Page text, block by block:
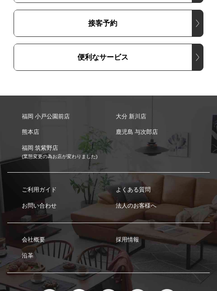
接客予約
便利なサービス
福岡 小戸公園前店 大分 新川店
熊本店 鹿児島 与次郎店
福岡 筑紫野店
(業態変更の為お店が変わりました)
ご利用ガイド よくある質問
お問い合わせ 法人のお客様へ
会社概要 採用情報
沿革